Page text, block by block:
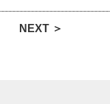
NEXT ＞